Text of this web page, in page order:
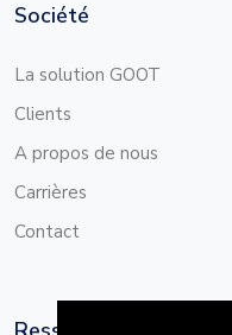
Société
La solution GOOT
Clients
A propos de nous
Carrières
Contact